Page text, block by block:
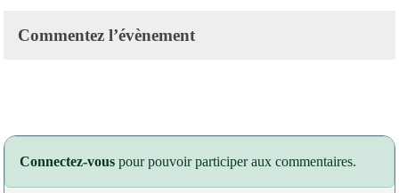
Commentez l’évènement
Connectez-vous pour pouvoir participer aux commentaires.